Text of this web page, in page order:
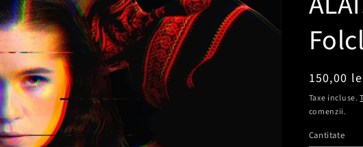
Preț
obișnuit
150,00
Taxe incluse.
comenzii.
Cantitate